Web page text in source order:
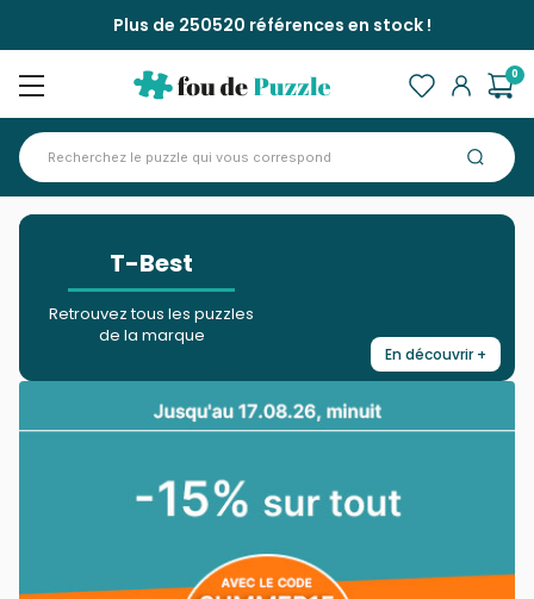
Plus de 250520 références en stock !
0
T-Best
Retrouvez tous les puzzles
de la marque
En découvrir +